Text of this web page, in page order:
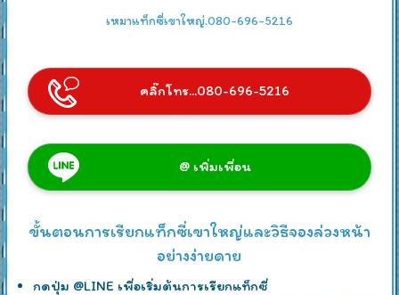
เหมาแท็กซี่เขาใหญ่.080-696-5216
คลิ๊กโทร...080-696-5216
@ เพิ่มเพื่อน
ขั้นตอนการเรียกแท็กซี่เขาใหญ่และวิธีจองล่วงหน้า
อย่างง่ายดาย
กดปุ่ม @LINE เพื่อเริ่มต้นการเรียกแท็กซี่